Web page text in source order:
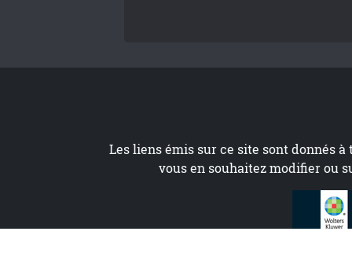
Les liens émis sur ce site sont donnés
vous en souhaitez modifier ou